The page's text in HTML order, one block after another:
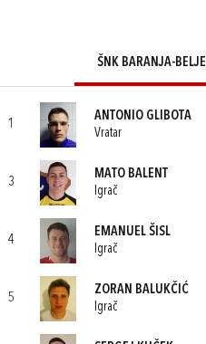
ŠNK BARANJA-BELJE
1
ANTONIO GLIBOTA
Vratar
3
MATO BALENT
Igrač
4
EMANUEL ŠISL
Igrač
5
ZORAN BALUKČIĆ
Igrač